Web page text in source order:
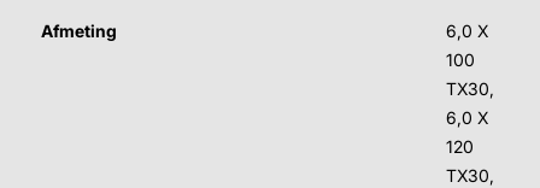
Afmeting
6,0 X
100
TX30,
6,0 X
120
TX30,